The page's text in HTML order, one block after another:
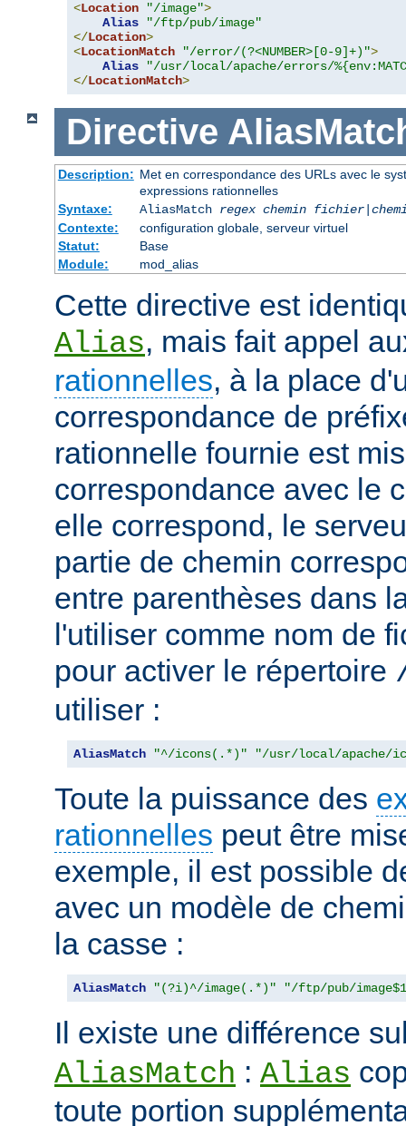
<Location "/image">
Alias
"/ftp/pub/image"
</Location>
<LocationMatch "/error/(?<NUMBER>[0-9]+)">
Alias
"/usr/local/apache/errors/
</LocationMatch>
Directive
Description: Met en correspondance des URLs avec le
expressions rationnelles
Syntaxe:
AliasMatch regex chemin fichier|
Contexte:
configuration globale, serveur virtuel
Statut:
Base
Module:
mod_alias
Cette directive est
Alias, mais fait appel
rationnelles, à la place
correspondance de
rationnelle fournie est
correspondance avec le
elle correspond, le
partie de chemin
entre parenthèses dans
l'utiliser comme nom de
pour activer le répertoire
utiliser :
AliasMatch "^/icons(.*)" "/usr/local/apache/
Toute la puissance des
rationnelles peut être
exemple, il est possible
avec un modèle de
la casse :
AliasMatch "(?i)^/image(.*)" "/ftp/pub/
Il existe une différence
AliasMatch : Alias
toute portion